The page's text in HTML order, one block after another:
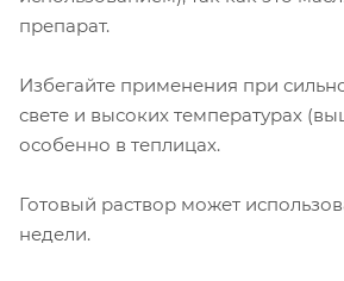
препарат.
Избегайте применения при
свете и высоких температурах
особенно в теплицах.
Готовый раствор может
недели.